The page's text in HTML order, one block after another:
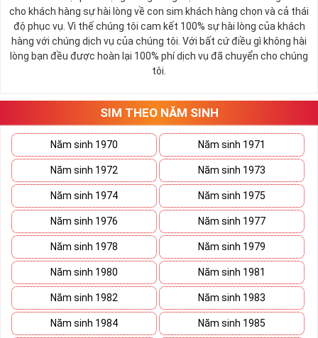
cho khách hàng sự hài lòng về con sim khách hàng chọn và cả thái
độ phục vụ. Vì thế chúng tôi cam kết 100% sự hài lòng của khách
hàng với chúng dịch vụ của chúng tôi. Với bất cứ điều gì không hài
lòng bạn đều được hoàn lại 100% phí dịch vụ đã chuyển cho chúng
tôi.
SIM THEO NĂM SINH
Năm sinh 1970 Năm sinh 1971
Năm sinh 1972 Năm sinh 1973
Năm sinh 1974 Năm sinh 1975
Năm sinh 1976 Năm sinh 1977
Năm sinh 1978 Năm sinh 1979
Năm sinh 1980 Năm sinh 1981
Năm sinh 1982 Năm sinh 1983
Năm sinh 1984 Năm sinh 1985